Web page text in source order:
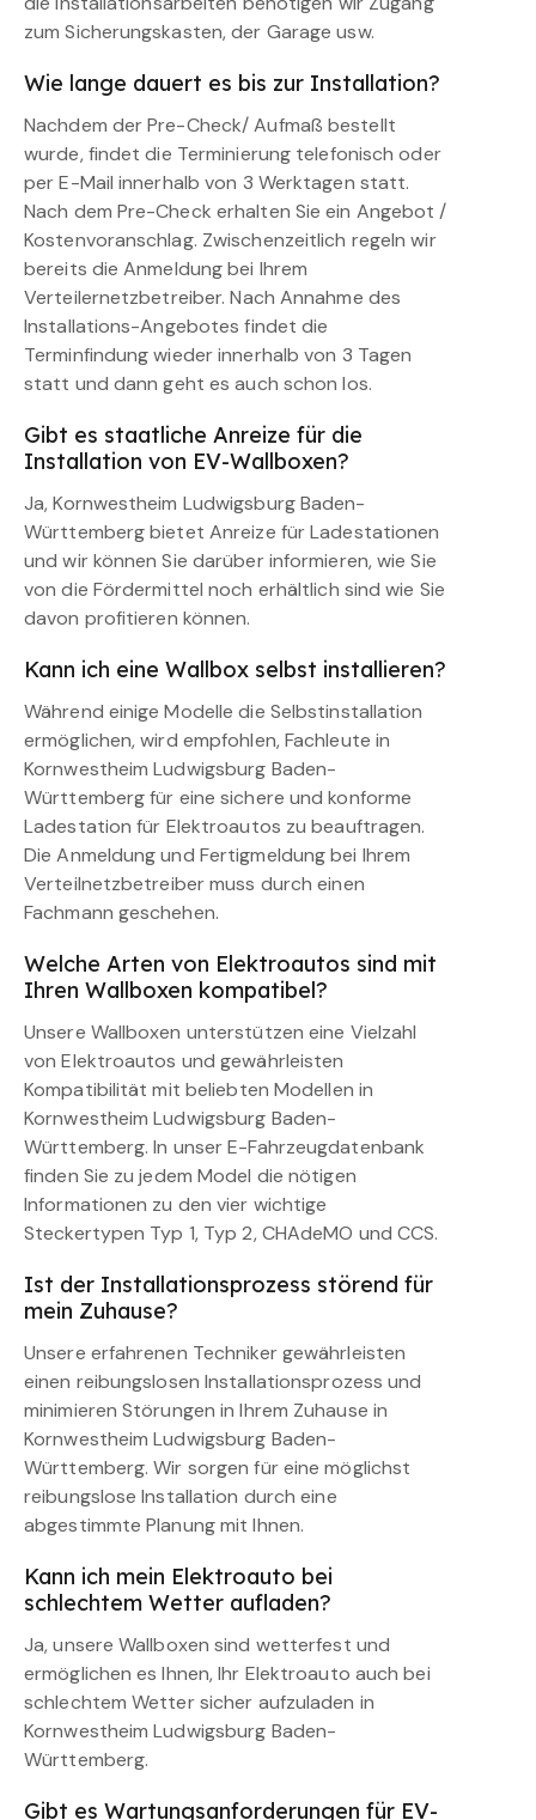
zum Sicherungskasten, der Garage usw.
Wie lange dauert es bis zur Installation?
Nachdem der Pre-Check/ Aufmaß bestellt
wurde, findet die Terminierung telefonisch oder
per E-Mail innerhalb von 3 Werktagen statt.
Nach dem Pre-Check erhalten Sie ein Angebot /
Kostenvoranschlag. Zwischenzeitlich regeln wir
bereits die Anmeldung bei Ihrem
Verteilernetzbetreiber. Nach Annahme des
Installations-Angebotes findet die
Terminfindung wieder innerhalb von 3 Tagen
statt und dann geht es auch schon los.
Gibt es staatliche Anreize für die
Installation von EV-Wallboxen?
Ja, Kornwestheim Ludwigsburg Baden-
Württemberg bietet Anreize für Ladestationen
und wir können Sie darüber informieren, wie Sie
von die Fördermittel noch erhältlich sind wie Sie
davon profitieren können.
Kann ich eine Wallbox selbst installieren?
Während einige Modelle die Selbstinstallation
ermöglichen, wird empfohlen, Fachleute in
Kornwestheim Ludwigsburg Baden-
Württemberg für eine sichere und konforme
Ladestation für Elektroautos zu beauftragen.
Die Anmeldung und Fertigmeldung bei Ihrem
Verteilnetzbetreiber muss durch einen
Fachmann geschehen.
Welche Arten von Elektroautos sind mit
Ihren Wallboxen kompatibel?
Unsere Wallboxen unterstützen eine Vielzahl
von Elektroautos und gewährleisten
Kompatibilität mit beliebten Modellen in
Kornwestheim Ludwigsburg Baden-
Württemberg. In unser E-Fahrzeugdatenbank
finden Sie zu jedem Model die nötigen
Informationen zu den vier wichtige
Steckertypen Typ 1, Typ 2, CHAdeMO und CCS.
Ist der Installationsprozess störend für
mein Zuhause?
Unsere erfahrenen Techniker gewährleisten
einen reibungslosen Installationsprozess und
minimieren Störungen in Ihrem Zuhause in
Kornwestheim Ludwigsburg Baden-
Württemberg. Wir sorgen für eine möglichst
reibungslose Installation durch eine
abgestimmte Planung mit Ihnen.
Kann ich mein Elektroauto bei
schlechtem Wetter aufladen?
Ja, unsere Wallboxen sind wetterfest und
ermöglichen es Ihnen, Ihr Elektroauto auch bei
schlechtem Wetter sicher aufzuladen in
Kornwestheim Ludwigsburg Baden-
Württemberg.
Gibt es Wartungsanforderungen für EV-